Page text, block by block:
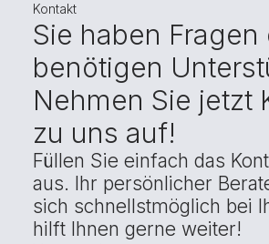
Kontakt
Sie haben Fragen
benötigen
Nehmen Sie jetzt
zu uns auf!
Füllen Sie einfach das
aus. Ihr persönlicher
sich schnellstmöglich bei
hilft Ihnen gerne weiter!